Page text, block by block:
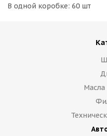
В одной коробке: 60 шт
Масла